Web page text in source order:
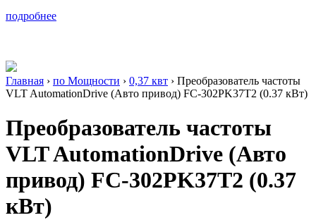
подробнее
Главная › по Мощности › 0,37 квт › Преобразователь частоты
VLT AutomationDrive (Авто привод) FC-302PK37T2 (0.37 кВт)
Преобразователь частоты
VLT AutomationDrive (Авто
привод) FC-302PK37T2 (0.37
кВт)